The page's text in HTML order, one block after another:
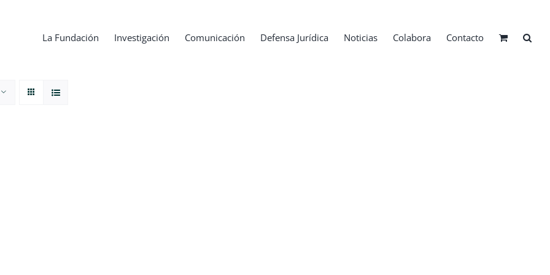
La Fundación Investigación Comunicación Defensa Jurídica Noticias Colabora Contacto